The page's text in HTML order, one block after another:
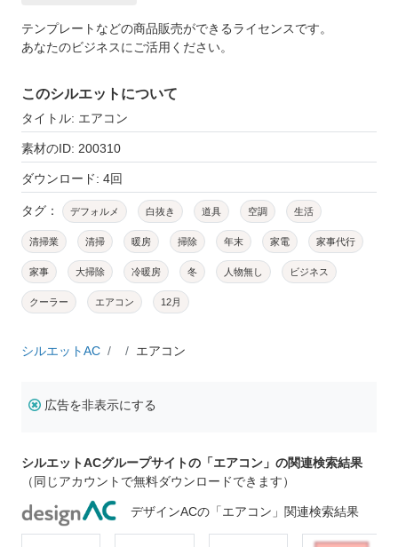
テンプレートなどの商品販売ができるライセンスです。
あなたのビジネスにご活用ください。
このシルエットについて
タイトル: エアコン
素材のID: 200310
ダウンロード: 4回
タグ： デフォルメ 白抜き 道具 空調 生活
清掃業 清掃 暖房 掃除 年末 家電 家事代行
家事 大掃除 冷暖房 冬 人物無し ビジネス
クーラー エアコン 12月
シルエットAC エアコン
広告を非表示にする
シルエットACグループサイトの「エアコン」の関連検索結果
（同じアカウントで無料ダウンロードできます）
デザインACの「エアコン」関連検索結果